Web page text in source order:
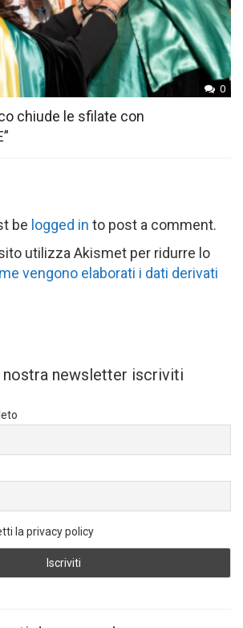
0
chiude le sfilate con
be logged in to post a comment.
utilizza Akismet per ridurre lo
vengono elaborati i dati derivati
nostra newsletter iscriviti
la privacy policy